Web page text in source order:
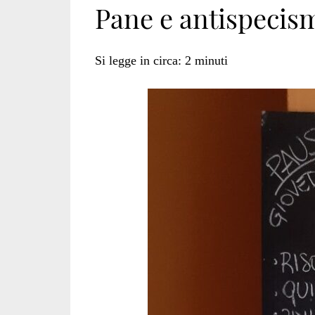
veganierranti</
Pane e
Si legge in circa: 2 minuti